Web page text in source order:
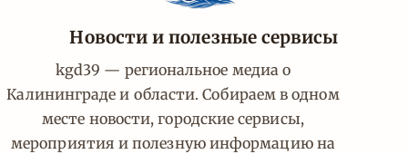
Новости и полезные сервисы
kgd39 — региональное медиа о
Калининграде и области. Собираем в одном
месте новости, городские сервисы,
мероприятия и полезную информацию на